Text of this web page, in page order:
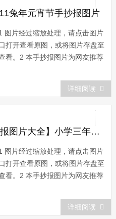
兔年元宵节手抄报图片
图片经过缩放处理，请点击图片
打开查看原图，或将图片存盘至
看。2 本手抄报图片为网友推荐
友借鉴、欣赏他人作品时提供方
有任何疑问，请与本站联系。3 欢
站提供推荐优秀的手抄报作
详细阅读
【小学三年级元宵节手抄报图片大全】小学三年级元宵节手抄报
图片经过缩放处理，请点击图片
打开查看原图，或将图片存盘至
看。2 本手抄报图片为网友推荐
友借鉴、欣赏他人作品时提供方
有任何疑问，请与本站联系。3 欢
详细阅读